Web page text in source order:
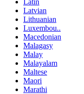
Latvian
Lithuanian
Luxembou..
Macedonian
Malagasy
Malay
Malayalam
Maltese
Maori
Marathi